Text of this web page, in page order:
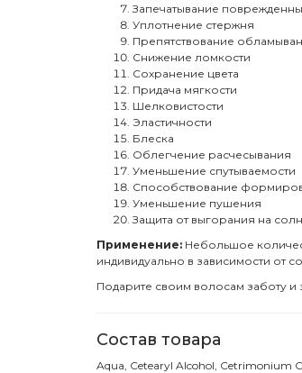
Запечатывание
Уплотнение стержня
Препятствование
Снижение ломкости
Сохранение цвета
Придача мягкости
Шелковистости
Эластичности
Блеска
Облегчение расчесывания
Уменьшение спутываемости
Способствование
Уменьшение пушения
Защита от выгорания на
Применение: Небольшое
индивидуально в зависимости от
Подарите своим волосам заботу
Состав товара
Aqua, Cetearyl Alcohol, Cetrimonium